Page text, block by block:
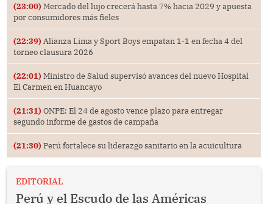
(23:00) Mercado del lujo crecerá hasta 7% hacia 2029 y apuesta
por consumidores más fieles
(22:39) Alianza Lima y Sport Boys empatan 1-1 en fecha 4 del
torneo clausura 2026
(22:01) Ministro de Salud supervisó avances del nuevo Hospital
El Carmen en Huancayo
(21:31) ONPE: El 24 de agosto vence plazo para entregar
segundo informe de gastos de campaña
(21:30) Perú fortalece su liderazgo sanitario en la acuicultura
EDITORIAL
Perú y el Escudo de las Américas